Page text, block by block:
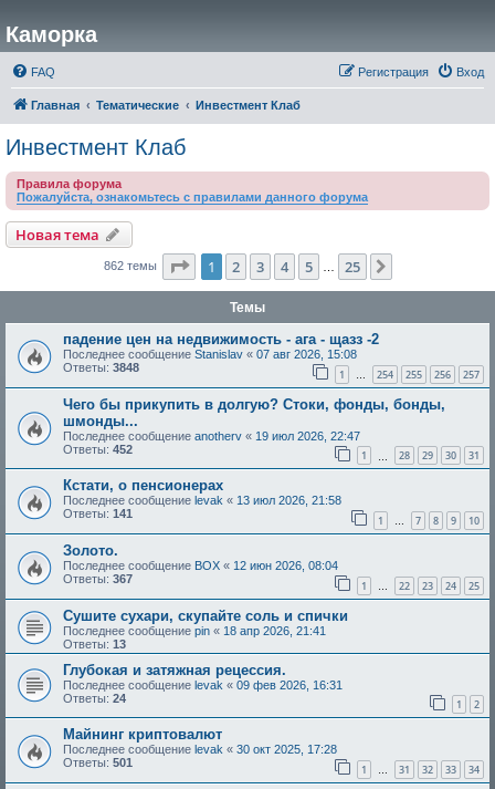
Каморка
FAQ Вход
Регистрация
Главная Тематические Инвестмент Клаб
Инвестмент Клаб
Правила форума
Пожалуйста, ознакомьтесь с правилами данного форума
Новая тема
862 темы Страница из 25
1 2 3 4 5 25
Темы
падение цен на недвижимость - ага - щазз -2
Последнее сообщение Stanislav « 07 авг 2026, 15:08
Ответы: 3848 1 … 254 255 256 257
Чего бы прикупить в долгую? Стоки, фонды, бонды,
шмонды...
Последнее сообщение anotherv « 19 июл 2026, 22:47
Ответы: 452 1 28 29 30 31
Кстати, о пенсионерах
Последнее сообщение levak « 13 июл 2026, 21:58
Ответы: 141 1 … 7 8 9 10
Золото.
Последнее сообщение BOX « 12 июн 2026, 08:04
Ответы: 367 1 … 22 23 24 25
Сушите сухари, скупайте соль и спички
Последнее сообщение pin « 18 апр 2026, 21:41
Ответы: 13
Глубокая и затяжная рецессия.
Последнее сообщение levak « 09 фев 2026, 16:31
Ответы: 24 1 2
Майнинг криптовалют
Последнее сообщение levak « 30 окт 2025, 17:28
Ответы: 501 1 … 31 32 33 34